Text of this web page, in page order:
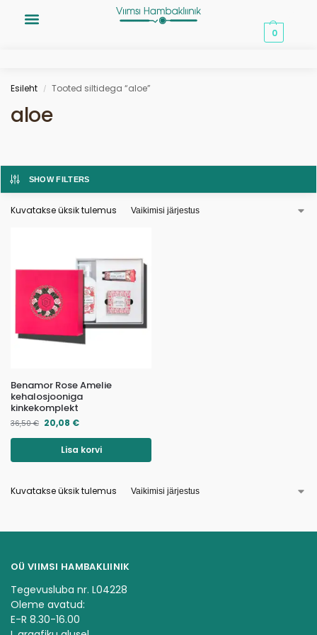
0
Esileht / Tooted siltidega “aloe”
aloe
SHOW FILTERS
Kuvatakse üksik tulemus
Benamor Rose Amelie
kehalosjooniga
kinkekomplekt
36,50€ 20,08 €
Lisa korvi
Kuvatakse üksik tulemus
OÜ VIIMSI HAMBAKLIINIK
Tegevusluba nr. L04228
Oleme avatud:
E-R 8.30-16.00